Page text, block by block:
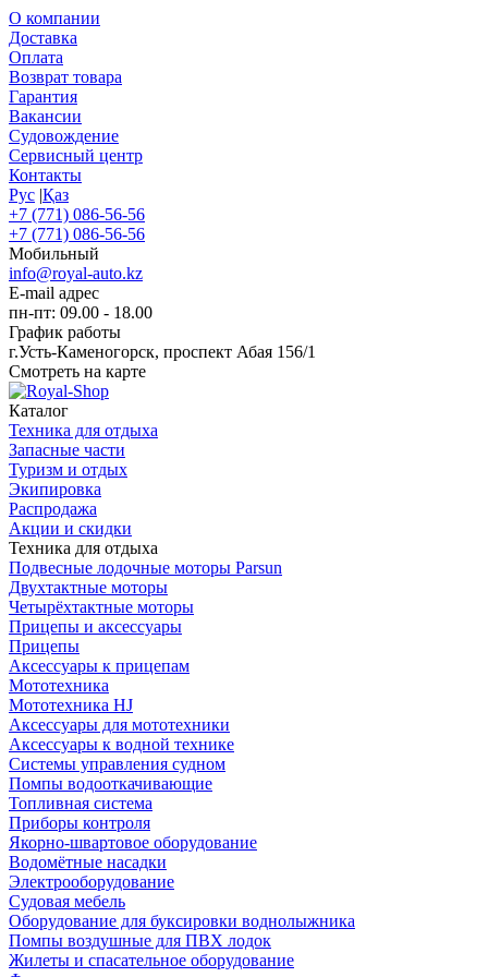
О компании
Доставка
Оплата
Возврат товара
Гарантия
Вакансии
Судовождение
Сервисный центр
Контакты
Рус |Қаз
+7 (771) 086-56-56
+7 (771) 086-56-56
Мобильный
info@royal-auto.kz
E-mail адрес
пн-пт: 09.00 - 18.00
График работы
г.Усть-Каменогорск, проспект Абая 156/1
Смотреть на карте
Каталог
Техника для отдыха
Запасные части
Туризм и отдых
Экипировка
Распродажа
Акции и скидки
Техника для отдыха
Подвесные лодочные моторы Parsun
Двухтактные моторы
Четырёхтактные моторы
Прицепы и аксессуары
Прицепы
Аксессуары к прицепам
Мототехника
Мототехника HJ
Аксессуары для мототехники
Аксессуары к водной технике
Системы управления судном
Помпы водооткачивающие
Топливная система
Приборы контроля
Якорно-швартовое оборудование
Водомётные насадки
Электрооборудование
Судовая мебель
Оборудование для буксировки воднолыжника
Помпы воздушные для ПВХ лодок
Жилеты и спасательное оборудование